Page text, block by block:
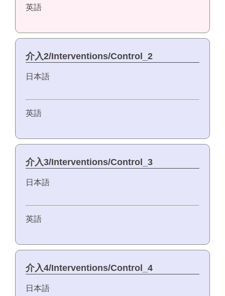
英語
介入2/Interventions/Control_2
日本語
英語
介入3/Interventions/Control_3
日本語
英語
介入4/Interventions/Control_4
日本語